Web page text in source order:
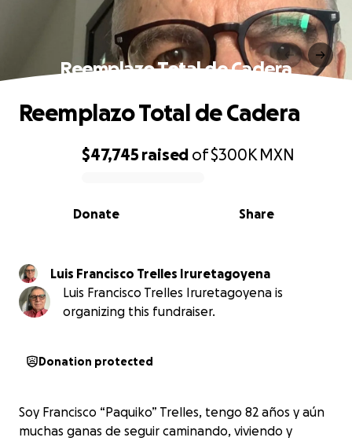
Reemplazo Total de Cadera
0% complete
$47,745 raised of$300K MXN
Share
Donate
Reemplazo Total de Cadera
Luis Francisco Trelles Iruretagoyena
Luis Francisco Trelles Iruretagoyena is
organizing this fundraiser.
Donation protected
Soy Francisco “Paquiko” Trelles, tengo 82 años y aún
muchas ganas de seguir caminando, viviendo y